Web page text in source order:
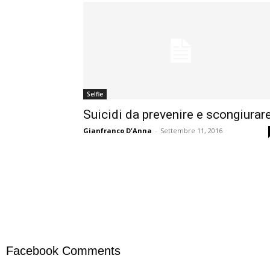
Selfie
Suicidi da prevenire e
Gianfranco D'Anna - Settembre 11, 2016
Facebook Comments